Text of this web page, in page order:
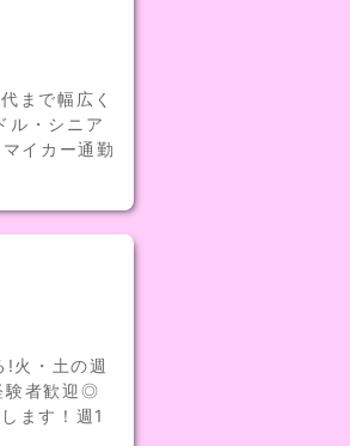
まで幅広く
ル・シニア
イカー通勤
!火・土の週
験者歓迎◎
ます！週1